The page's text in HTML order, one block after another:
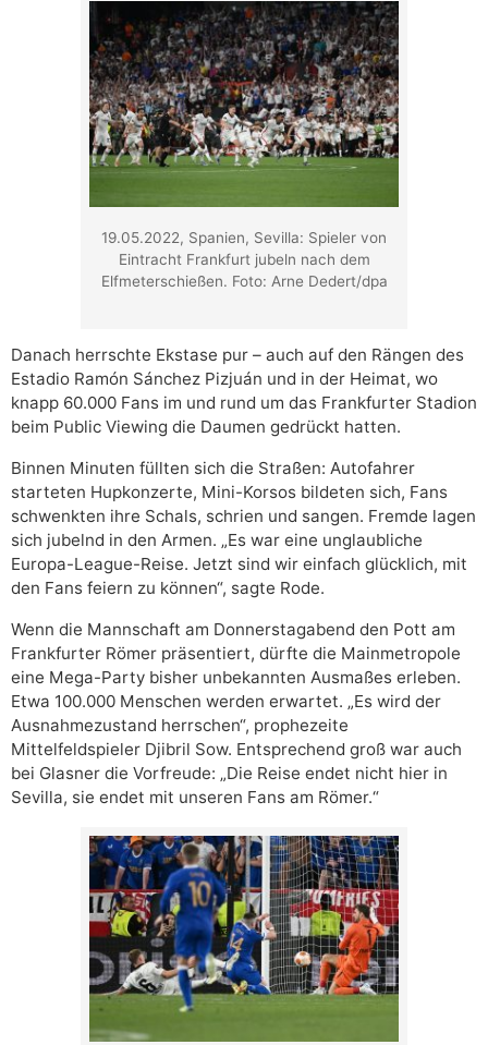
19.05.2022, Spanien, Sevilla: Spieler von
Eintracht Frankfurt jubeln nach dem
Elfmeterschießen. Foto: Arne Dedert/dpa
Danach herrschte Ekstase pur – auch auf den Rängen des
Estadio Ramón Sánchez Pizjuán und in der Heimat, wo
knapp 60.000 Fans im und rund um das Frankfurter Stadion
beim Public Viewing die Daumen gedrückt hatten.
Binnen Minuten füllten sich die Straßen: Autofahrer
starteten Hupkonzerte, Mini-Korsos bildeten sich, Fans
schwenkten ihre Schals, schrien und sangen. Fremde lagen
sich jubelnd in den Armen. „Es war eine unglaubliche
Europa-League-Reise. Jetzt sind wir einfach glücklich, mit
den Fans feiern zu können“, sagte Rode.
Wenn die Mannschaft am Donnerstagabend den Pott am
Frankfurter Römer präsentiert, dürfte die Mainmetropole
eine Mega-Party bisher unbekannten Ausmaßes erleben.
Etwa 100.000 Menschen werden erwartet. „Es wird der
Ausnahmezustand herrschen“, prophezeite
Mittelfeldspieler Djibril Sow. Entsprechend groß war auch
bei Glasner die Vorfreude: „Die Reise endet nicht hier in
Sevilla, sie endet mit unseren Fans am Römer.“